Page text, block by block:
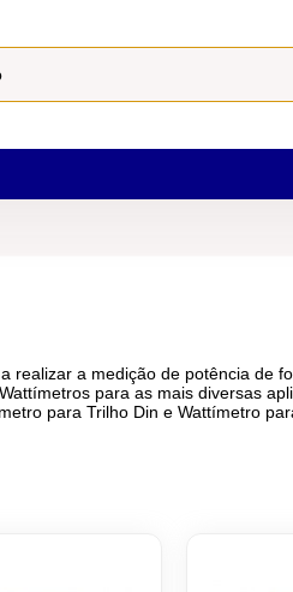
realizar a medição de potência de
para as mais diversas
para Trilho Din e Wattímetro